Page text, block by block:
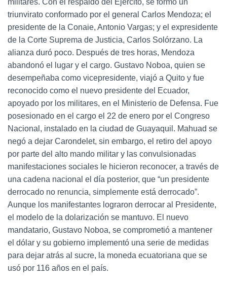
militares. Con el respaldo del Ejército, se formó un
triunvirato conformado por el general Carlos Mendoza; el
presidente de la Conaie, Antonio Vargas; y el expresidente
de la Corte Suprema de Justicia, Carlos Solórzano. La
alianza duró poco. Después de tres horas, Mendoza
abandonó el lugar y el cargo. Gustavo Noboa, quien se
desempeñaba como vicepresidente, viajó a Quito y fue
reconocido como el nuevo presidente del Ecuador,
apoyado por los militares, en el Ministerio de Defensa. Fue
posesionado en el cargo el 22 de enero por el Congreso
Nacional, instalado en la ciudad de Guayaquil. Mahuad se
negó a dejar Carondelet, sin embargo, el retiro del apoyo
por parte del alto mando militar y las convulsionadas
manifestaciones sociales le hicieron reconocer, a través de
una cadena nacional el día posterior, que “un presidente
derrocado no renuncia, simplemente está derrocado”.
Aunque los manifestantes lograron derrocar al Presidente,
el modelo de la dolarización se mantuvo. El nuevo
mandatario, Gustavo Noboa, se comprometió a mantener
el dólar y su gobierno implementó una serie de medidas
para dejar atrás al sucre, la moneda ecuatoriana que se
usó por 116 años en el país.